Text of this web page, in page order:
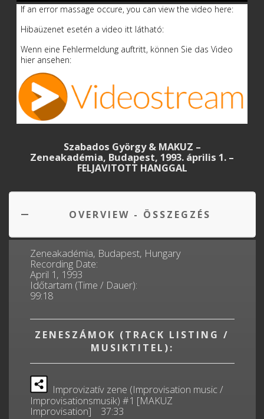
If an error massage occure, you can view the video here:
Hibaüzenet esetén a video itt látható:
Wenn eine Fehlermeldung auftritt, können Sie das Video
hier ansehen:
Szabados György & MAKUZ –
Zeneakadémia, Budapest, 1993. április 1. –
FELJAVITOTT HANGGAL
OVERVIEW - ÖSSZEGZÉS
Zeneakadémia, Budapest, Hungary
Recording Date:
April 1, 1993
Időtartam (Time / Dauer):
99:18
ZENESZÁMOK (TRACK LISTING /
MUSIKTITEL):
Improvizatív zene (Improvisation music /
Improvisationsmusik) #1 [MAKUZ
Improvisation] 37:33